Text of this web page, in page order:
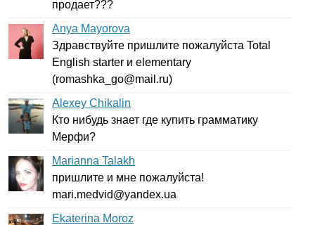
продает???
Anya Mayorova
Здравствуйте пришлите пожалуйста Total
English starter и elementary
(romashka go@mail .ru)
Alexey Chikalin
Кто нибудь знает где купить грамматику
Мерфи?
Marianna Talakh
пришлите и мне пожалуйста!
mari.medvid@yandex.ua
Ekaterina Moroz